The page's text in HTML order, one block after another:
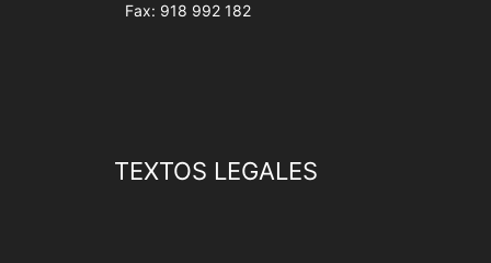
Fax: 918 992 182
TEXTOS LEGALES